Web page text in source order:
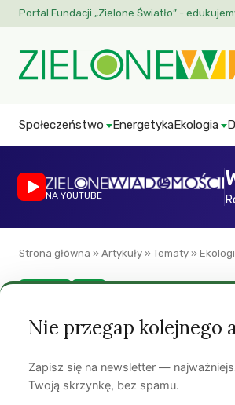
Portal Fundacji „Zielone Światło” -
Społeczeństwo EnergetykaEkologia
NA YOUTUBE
Strona główna » Artykuły » Tematy »
Pod
zmienia
Nie przegap kolejnego
Zapisz się na newsletter —
Twoją skrzynkę, bez spamu.